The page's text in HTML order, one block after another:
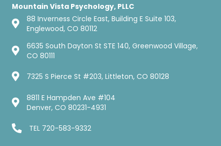
Mountain Vista Psychology, PLLC
88 Inverness Circle East, Building E Suite 103,
Englewood, CO 80112
6635 South Dayton St STE 140, Greenwood Village,
CO 80111
7325 S Pierce St #203, Littleton, CO 80128
8811 E Hampden Ave #104
Denver, CO 80231-4931
TEL 720-583-9332